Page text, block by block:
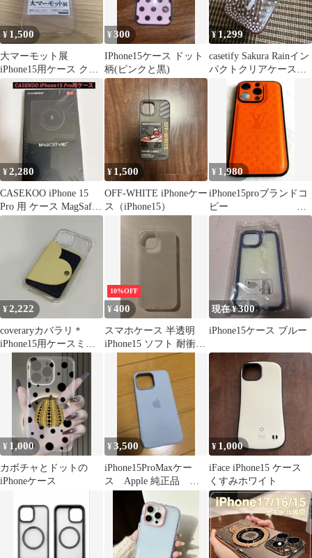
¥ 1,500
大マーモット展
iPhone15用ケース クリ
ア
¥300
IPhone15ケース ドット
柄(ピンクと黒)
¥1,299
casetify Sakura Rainイン
パクトクリアケース
iPhone15
¥2,280
CASEKOO iPhone 15
Pro 用 ケース MagSafe
対応
¥ 1,500
OFF-WHITE iPhoneケー
ス（iPhone15）
¥ 1,980
iPhone15proブランドコ
ピー
ソフトケース ／オレン
¥2,222
coveraryカバラリ＊
iPhone15用ケースミラ
ー付きカード収納バイ
カラー
10%OFF
¥400
スマホケース 半透明
iPhone15 ソフト 耐衝撃
TPU バックカバー マ…
現在 ¥300
iPhone15ケース ブルー
¥ 1,000
カボチャとドットの
iPhoneケース
¥3,500
iPhone15ProMaxケー
ス Apple 純正品 ブ
¥ 1,000
iFace iPhone15 ケース
くすみホワイト